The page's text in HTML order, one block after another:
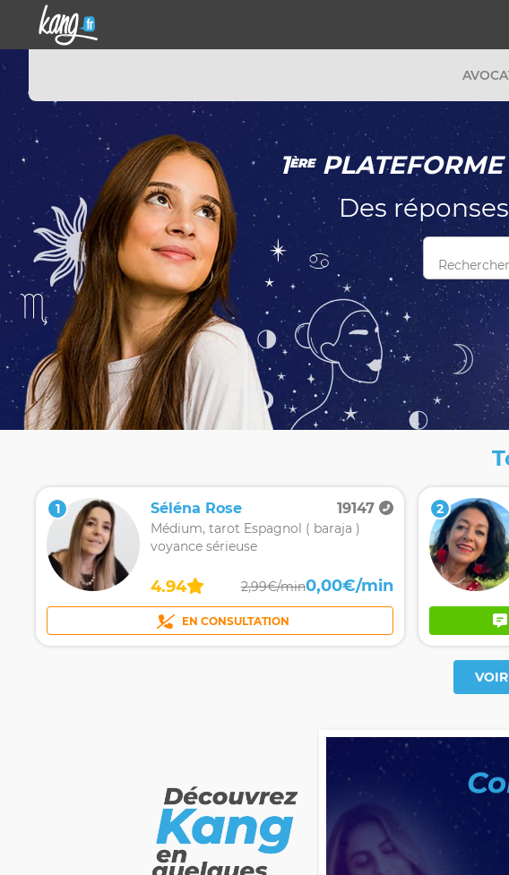
1ÈREPLATEFORME
Des
1 Séléna Rose 19147
Médium, tarot Espagnol ( baraja )
voyance sérieuse
4.94 2,99€/min0,00€/min
EN CONSULTATION
2